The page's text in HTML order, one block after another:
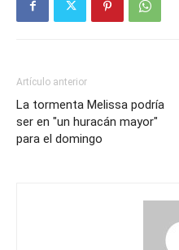
Artículo anterior
La tormenta Melissa podría
ser en "un huracán mayor"
para el domingo